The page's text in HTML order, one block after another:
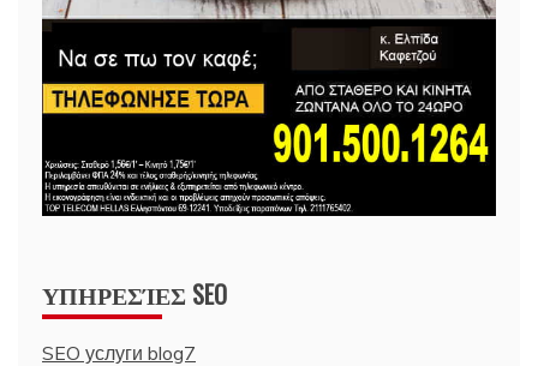
ΥΠΗΡΕΣΊΕΣ SEO
SEO услуги blog7